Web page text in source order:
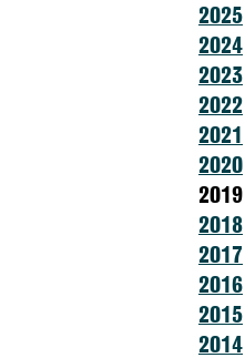
2025
2024
2023
2022
2021
2020
2019
2018
2017
2016
2015
2014